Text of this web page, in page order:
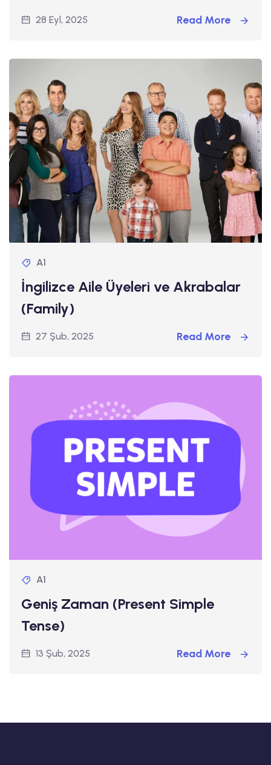
28 Eyl, 2025 Read More
A1
İngilizce Aile Üyeleri ve Akrabalar
(Family)
27 Şub, 2025 Read More
A1
Geniş Zaman (Present Simple
Tense)
13 Şub, 2025 Read More